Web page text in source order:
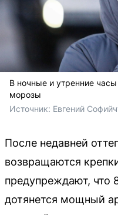
В ночные и утренние
морозы
Источник: Евгений
После недавней
возвращаются
предупреждают, что
дотянется мощный